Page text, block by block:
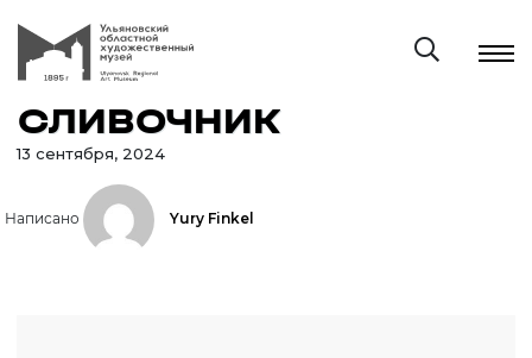
СЛИВОЧНИК
13 сентября, 2024
Написано Yury Finkel